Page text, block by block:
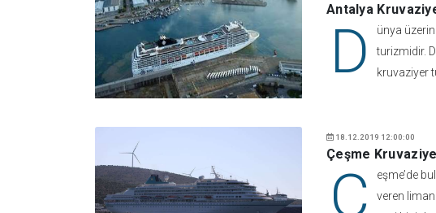
Antalya
D
ünya
turizmidir.
kruvaziyer
18.12.2019 12:00:00
Çeşme
Ç
eşme’de
veren